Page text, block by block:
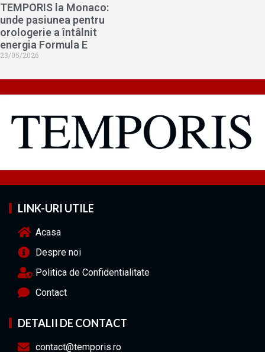
TEMPORIS la Monaco:
unde pasiunea pentru
orologerie a întâlnit
energia Formula E
23/05/2026
LINK-URI UTILE
Acasa
Despre noi
Politica de Confidentialitate
Contact
DETALII DE CONTACT
contact@temporis.ro